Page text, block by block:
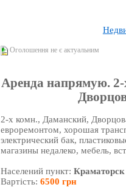
Оголошення не є актуальним
Аренда напрямую.
2-х комн., Даманский,
евроремонтом, хорошая
электрический бак,
магазины недалеко, мебель,
Населений пункт:Краматорск
Вартість:6500 грн